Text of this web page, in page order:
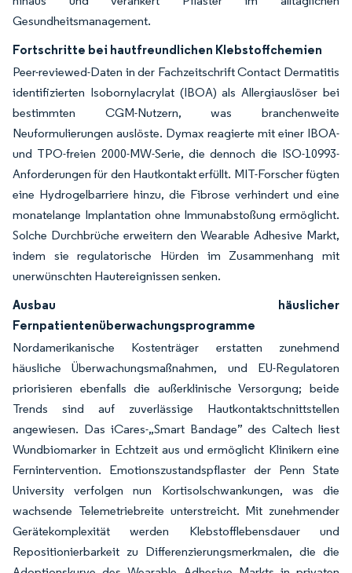
Gesundheitsmanagement.
Fortschritte bei hautfreundlichen Klebstoffchemien
Peer-reviewed-Daten in der Fachzeitschrift Contact Dermatitis
identifizierten Isobornylacrylat (IBOA) als Allergiauslöser bei
bestimmten CGM-Nutzern, was branchenweite
Neuformulierungen auslöste. Dymax reagierte mit einer IBOA-
und TPO-freien 2000-MW-Serie, die dennoch die ISO-10993-
Anforderungen für den Hautkontakt erfüllt. MIT-Forscher fügten
eine Hydrogelbarriere hinzu, die Fibrose verhindert und eine
monatelange Implantation ohne Immunabstoßung ermöglicht.
Solche Durchbrüche erweitern den Wearable Adhesive Markt,
indem sie regulatorische Hürden im Zusammenhang mit
unerwünschten Hautereignissen senken.
Ausbau häuslicher
Fernpatientenüberwachungsprogramme
Nordamerikanische Kostenträger erstatten zunehmend
häusliche Überwachungsmaßnahmen, und EU-Regulatoren
priorisieren ebenfalls die außerklinische Versorgung; beide
Trends sind auf zuverlässige Hautkontaktschnittstellen
angewiesen. Das iCares-„Smart Bandage” des Caltech liest
Wundbiomarker in Echtzeit aus und ermöglicht Klinikern eine
Fernintervention. Emotionszustandspflaster der Penn State
University verfolgen nun Kortisolschwankungen, was die
wachsende Telemetriebreite unterstreicht. Mit zunehmender
Gerätekomplexität werden Klebstofflebensdauer und
Repositionierbarkeit zu Differenzierungsmerkmalen, die die